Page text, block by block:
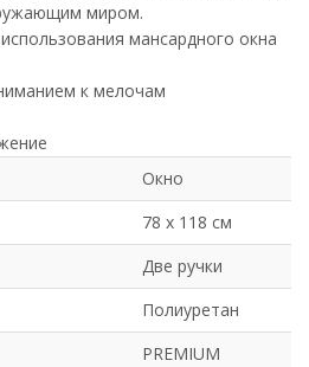
миром.
мансардного окна
к мелочам
Окно
78 х 118 см
Две ручки
Полиуретан
PREMIUM